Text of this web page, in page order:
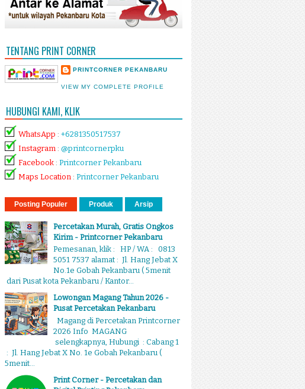
TENTANG PRINT CORNER
PRINTCORNER PEKANBARU
VIEW MY COMPLETE PROFILE
HUBUNGI KAMI, KLIK
WhatsApp : +6281350517537
Instagram : @printcornerpku
Facebook : Printcorner Pekanbaru
Maps Location : Printcorner Pekanbaru
Posting Populer Produk Arsip
Percetakan Murah, Gratis Ongkos
Kirim - Printcorner Pekanbaru
Pemesanan, klik : HP / WA : 0813
5051 7537 alamat : Jl. Hang Jebat X
No.1e Gobah Pekanbaru ( 5menit
dari Pusat kota Pekanbaru / Kantor...
Lowongan Magang Tahun 2026 -
Pusat Percetakan Pekanbaru
Magang di Percetakan Printcorner
2026 Info MAGANG
selengkapnya, Hubungi : Cabang 1
: Jl. Hang Jebat X No. 1e Gobah Pekanbaru (
5menit...
Print Corner - Percetakan dan